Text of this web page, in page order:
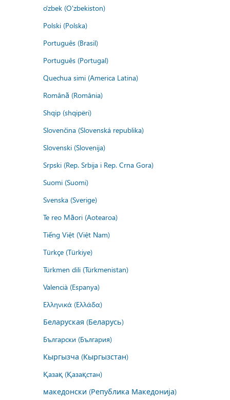
o'zbek (O'zbekiston)
Polski (Polska)
Português (Brasil)
Português (Portugal)
Quechua simi (America Latina)
Română (România)
Shqip (shqipëri)
Slovenčina (Slovenská republika)
Slovenski (Slovenija)
Srpski (Rep. Srbija i Rep. Crna Gora)
Suomi (Suomi)
Svenska (Sverige)
Te reo Māori (Aotearoa)
Tiếng Việt (Việt Nam)
Türkçe (Türkiye)
Türkmen dili (Türkmenistan)
Valencià (Espanya)
Ελληνικά (Ελλάδα)
Беларуская (Беларусь)
Български (България)
Кыргызча (Кыргызстан)
Қазақ (Қазақстан)
македонски (Република Македонија)